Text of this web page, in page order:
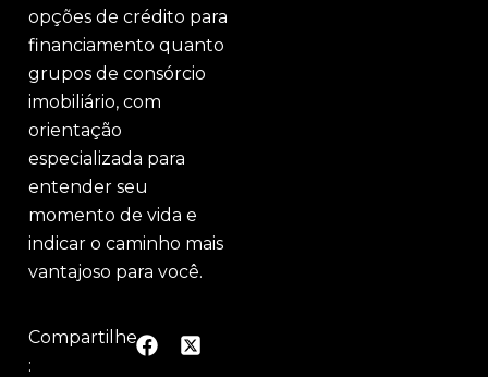
opções de crédito para
financiamento quanto
grupos de consórcio
imobiliário, com
orientação
especializada para
entender seu
momento de vida e
indicar o caminho mais
vantajoso para você.
Compartilhe
: